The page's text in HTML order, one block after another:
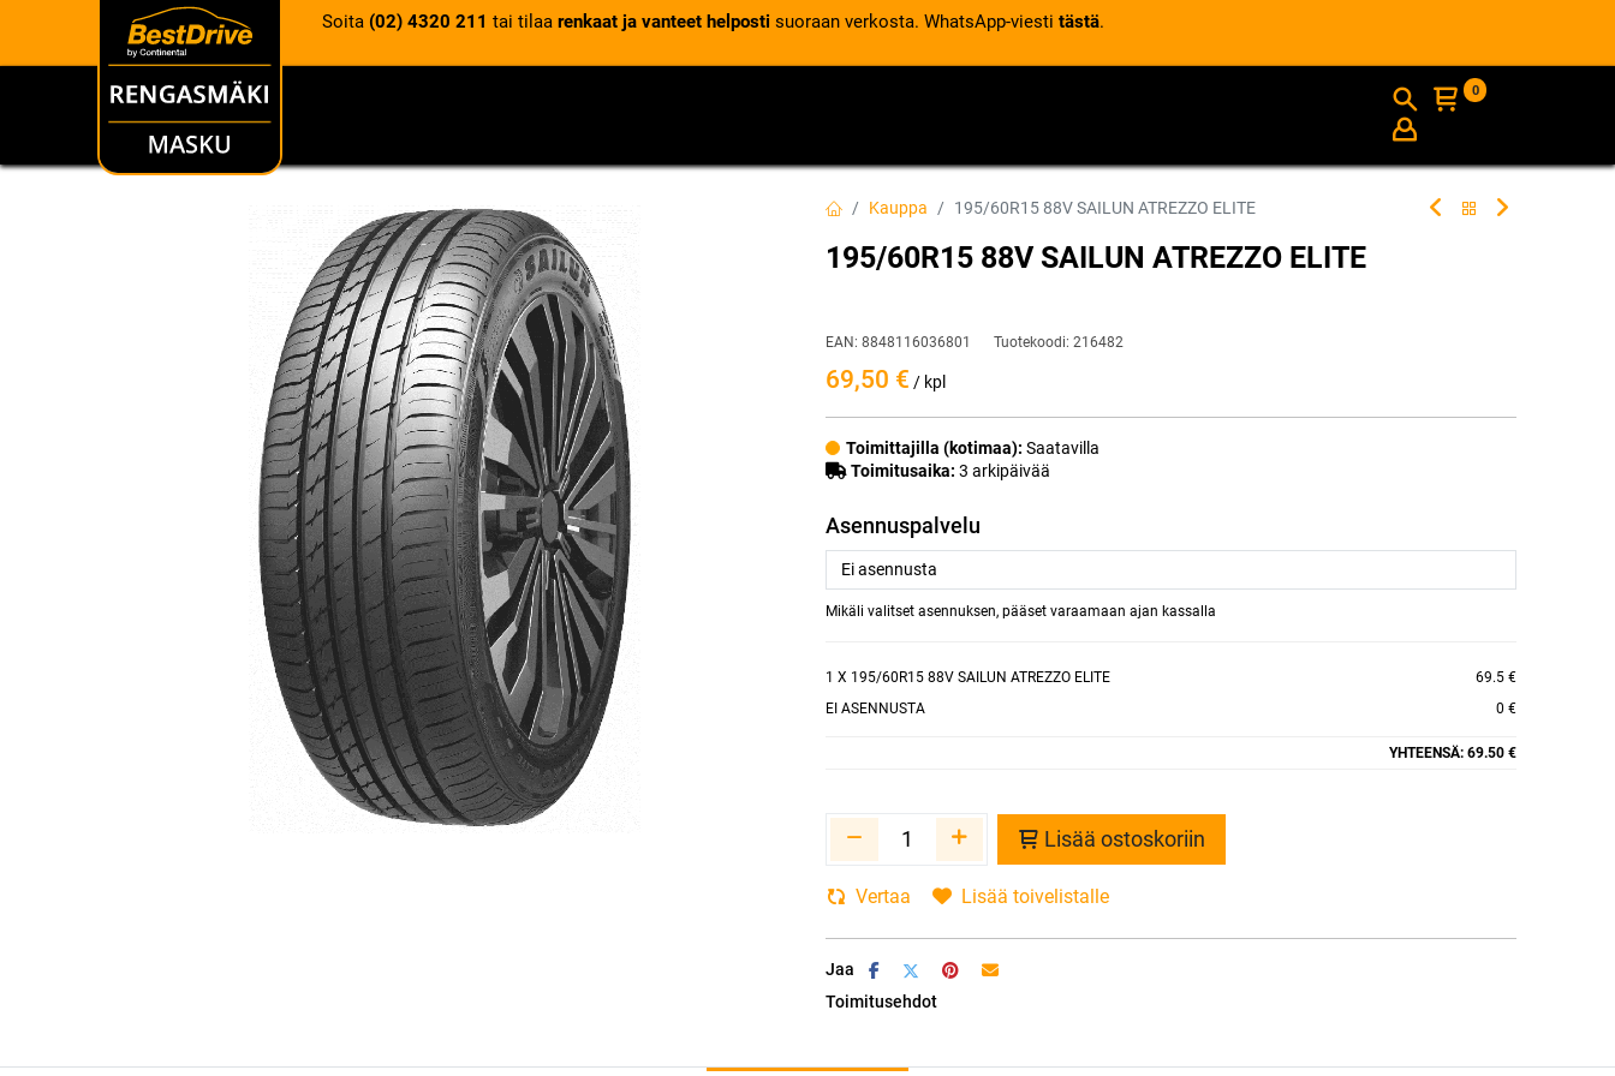
Soita (02) 4320 211 tai tilaa renkaat ja vanteet helposti suoraan verkosta. WhatsApp-viesti tästä.
RENKAAT INFO
0
Kauppa 195/60R15 88V SAILUN ATREZZO ELITE
195/60R15 88V SAILUN ATREZZO ELITE
EAN: 8848116036801 Tuotekoodi: 216482
69,50 € / kpl
Toimittajilla (kotimaa): Saatavilla
Toimitusaika: 3 arkipäivää
Asennuspalvelu
Mikäli valitset asennuksen, pääset varaamaan ajan kassalla
1 X 195/60R15 88V SAILUN ATREZZO ELITE
69.5 €
EI ASENNUSTA
0 €
YHTEENSÄ: 69.50 €
Lisää ostoskoriin
Vertaa Lisää toivelistalle
Jaa
Toimitusehdot